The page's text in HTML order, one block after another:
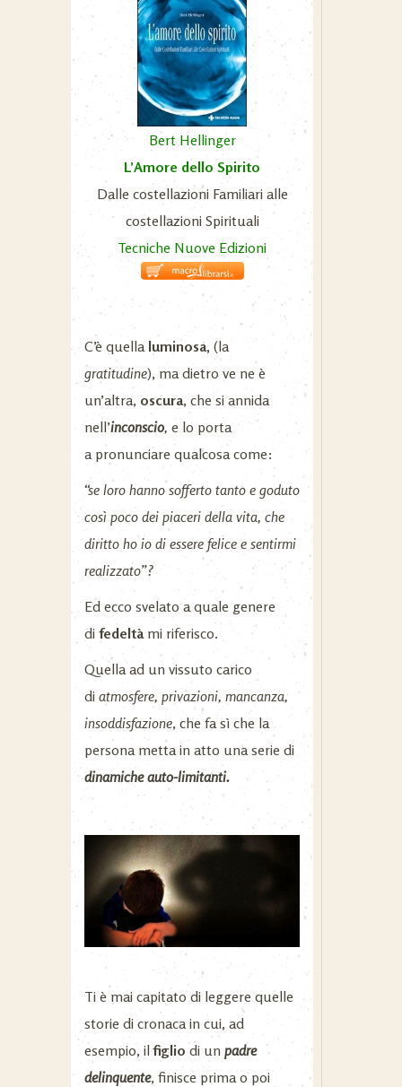
Bert Hellinger
L’Amore dello Spirito
Dalle costellazioni Familiari alle
costellazioni Spirituali
Tecniche Nuove Edizioni
C’è quella luminosa, (la
gratitudine), ma dietro ve ne è
un’altra, oscura, che si annida
nell’inconscio, e lo porta
a pronunciare qualcosa come:
“se loro hanno sofferto tanto e goduto
così poco dei piaceri della vita, che
diritto ho io di essere felice e sentirmi
realizzato”?
Ed ecco svelato a quale genere
di fedeltà mi riferisco.
Quella ad un vissuto carico
di atmosfere, privazioni, mancanza,
insoddisfazione, che fa sì che la
persona metta in atto una serie di
dinamiche auto-limitanti.
Ti è mai capitato di leggere quelle
storie di cronaca in cui, ad
esempio, ilfiglio di un padre
delinquente, finisce prima o poi